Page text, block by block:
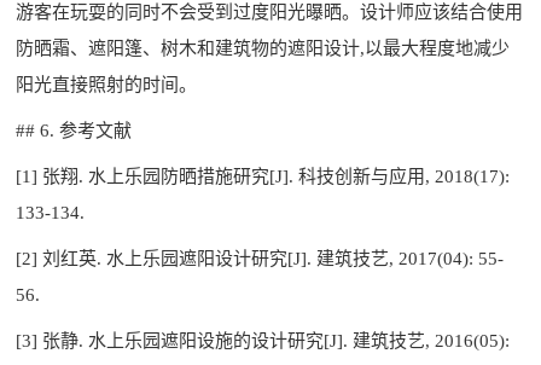
游客在玩耍的同时不会受到过度阳光曝晒。设计师应该结合使用
防晒霜、遮阳篷、树木和建筑物的遮阳设计,以最大程度地减少
阳光直接照射的时间。
## 6. 参考文献
[1] 张翔. 水上乐园防晒措施研究[J]. 科技创新与应用, 2018(17):
133-134.
[2] 刘红英. 水上乐园遮阳设计研究[J]. 建筑技艺, 2017(04): 55-
56.
[3] 张静. 水上乐园遮阳设施的设计研究[J]. 建筑技艺, 2016(05):